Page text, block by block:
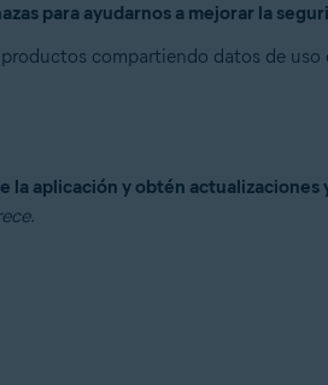
para ayudarnos a mejorar la
compartiendo datos de uso
la aplicación y obtén